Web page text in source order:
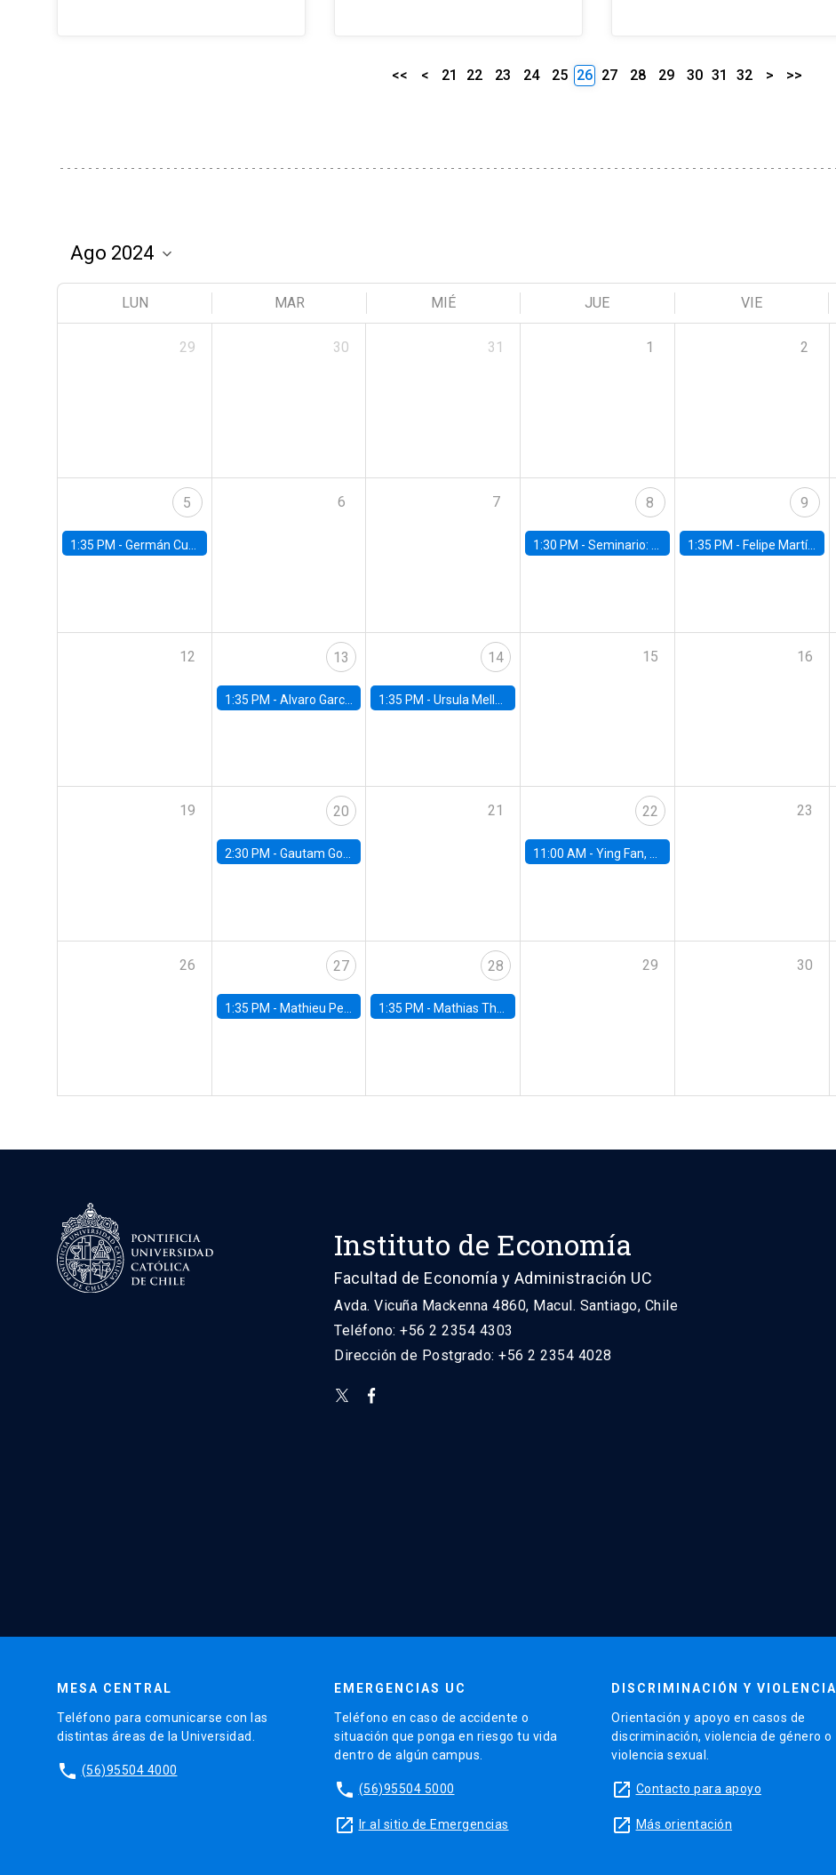
<< < 21 22 23 24 25 26 27 28 29 30 31 32 > >>
LUN MAR MIÉ JUE VIE
29 30 31 1 2
5
1:35 PM - Germán Cubas, University of Houston
6 7 8
1:30 PM -Seminario: “Recuperando la humanidad para progresar en la era de la IA»
9
1:35 PM - Felipe Martínez, alumno Doctorado en Economía UC
12 13
1:35 PM - Alvaro Garcia-Marin, Universidad de Los Andes
14
1:35 PM -Ursula Mello, Insper - Institute of Education and Research
15 16
19 20
2:30 PM - Gautam Gowrisankaran, Columbia University
21 22
11:00 AM -Ying Fan, University of Michigan
23
26 27
1:35 PM - Mathieu Pedemonte, IDB
28
1:35 PM - Mathias Thoenig, University of Lausanne
29 30
Instituto de Economía
Facultad de Economía y Administración UC
Avda. Vicuña Mackenna 4860, Macul. Santiago, Chile
Teléfono: +56 2 2354 4303
Dirección de Postgrado: +56 2 2354 4028
MESA CENTRAL
Teléfono para comunicarse con las
distintas áreas de la Universidad.
phone (56)95504 4000
EMERGENCIAS UC
Teléfono en caso de accidente o
situación que ponga en riesgo tu vida
dentro de algún campus.
phone (56)95504 5000
launch Ir al sitio de Emergencias
DISCRIMINACIÓN Y VIOLENCIA
Orientación y apoyo en casos de
discriminación, violencia de género o
violencia sexual.
launch Contacto para apoyo
launch Más orientación